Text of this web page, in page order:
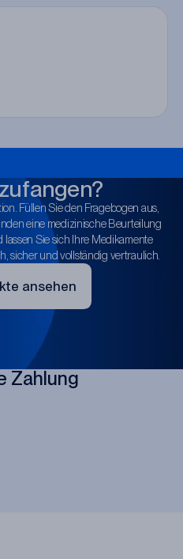
Füllen Sie den Fragebogen aus,
eine medizinische Beurteilung
Sie sich Ihre Medikamente
sicher und vollständig vertraulich.
ansehen
Zahlung